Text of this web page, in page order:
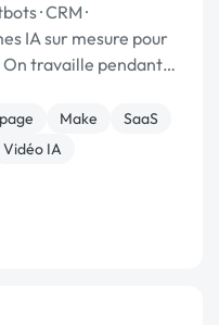
· CRM ·
IA sur mesure pour
On travaille pendant
Make
SaaS
Vidéo IA